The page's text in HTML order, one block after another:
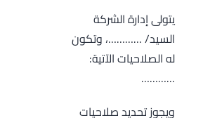
يتولى إدارة الشركة
السيد/ …………، وتكون
له الصلاحيات الآتية:
…………
ويجوز تحديد صلاحيات